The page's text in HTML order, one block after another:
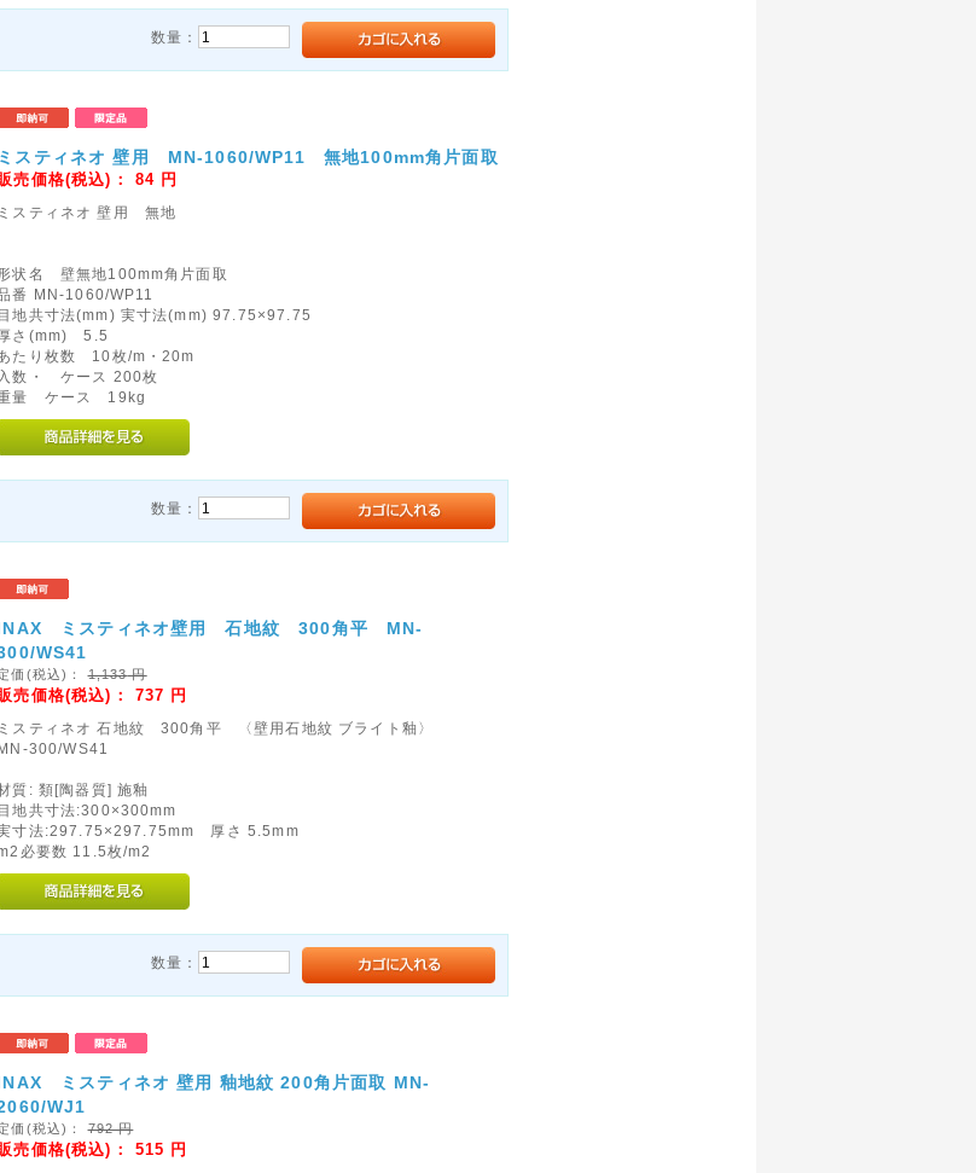
数量：
ミスティネオ 壁用 MN-1060/WP11 無地100mm角片面取
売価格(税込)： 84 円
ミスティネオ 壁用 無地
状名 壁無地100mm角片面取
番 MN-1060/WP11
地共寸法(mm) 実寸法(mm) 97.75×97.75
さ(mm) 5.5
たり枚数 10枚/m・20m
入数・ ケース 200枚
量 ケース 19kg
数量：
ミスティネオ壁用 石地紋 300角平 MN-
WS41
価(税込)：1,133円
売価格(税込)： 737 円
ミスティネオ 石地紋 300角平 〈壁用石地紋 ブライト釉〉
300/WS41
質: 類[陶器質] 施釉
地共寸法:300×300mm
寸法:297.75×297.75mm 厚さ 5.5mm
必要数 11.5枚/m2
数量：
ミスティネオ 壁用 釉地紋 200角片面取 MN-
WJ1
価(税込)：792円
売価格(税込)： 515 円